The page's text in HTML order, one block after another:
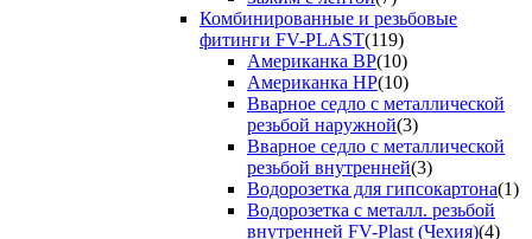
Комбинированные и резьбовые
фитинги FV-PLAST(119)
Американка ВР(10)
Американка НР(10)
Вварное седло с металлической
резьбой наружной(3)
Вварное седло с металлической
резьбой внутренней(3)
Водорозетка для гипсокартона(1)
Водорозетка с металл. резьбой
внутренней FV-Plast (Чехия)(4)